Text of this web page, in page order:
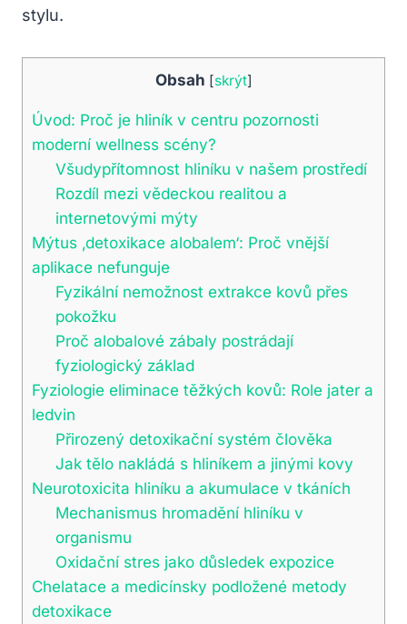
stylu.
Obsah [skrýt]
Úvod: Proč je hliník v centru pozornosti
moderní wellness scény?
Všudypřítomnost hliníku v našem prostředí
Rozdíl mezi vědeckou realitou a
internetovými mýty
Mýtus ‚detoxikace alobalem‘: Proč vnější
aplikace nefunguje
Fyzikální nemožnost extrakce kovů přes
pokožku
Proč alobalové zábaly postrádají
fyziologický základ
Fyziologie eliminace těžkých kovů: Role jater a
ledvin
Přirozený detoxikační systém člověka
Jak tělo nakládá s hliníkem a jinými kovy
Neurotoxicita hliníku a akumulace v tkáních
Mechanismus hromadění hliníku v
organismu
Oxidační stres jako důsledek expozice
Chelatace a medicínsky podložené metody
detoxikace